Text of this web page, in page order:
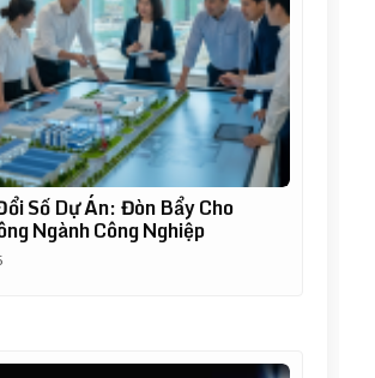
Số Dự Án: Đòn Bẩy Cho
Ngành Công Nghiệp